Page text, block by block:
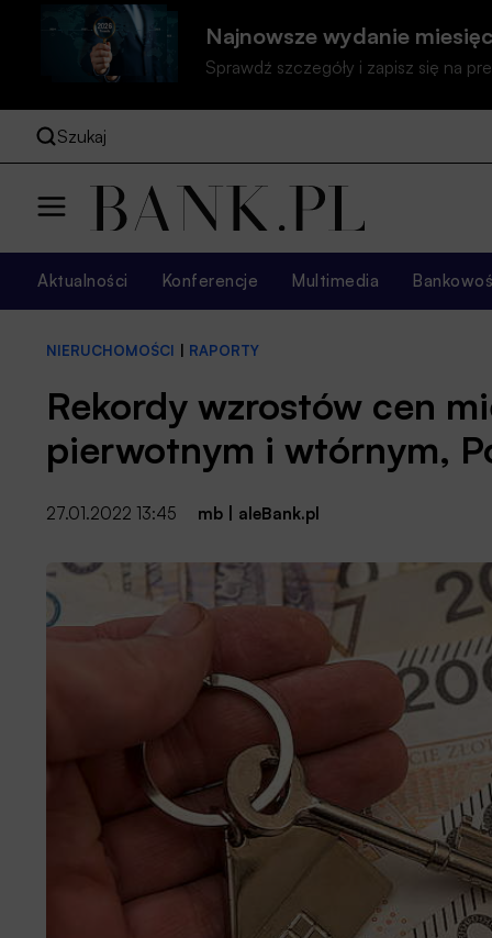
Najnowsze wydanie
Sprawdź szczegóły i zapisz się na
Szukaj
Aktualności Konferencje Multimedia
NIERUCHOMOŚCI | RAPORTY
Rekordy wzrostów cen
pierwotnym i wtórnym,
27.01.2022 13:45 mb aleBank.pl